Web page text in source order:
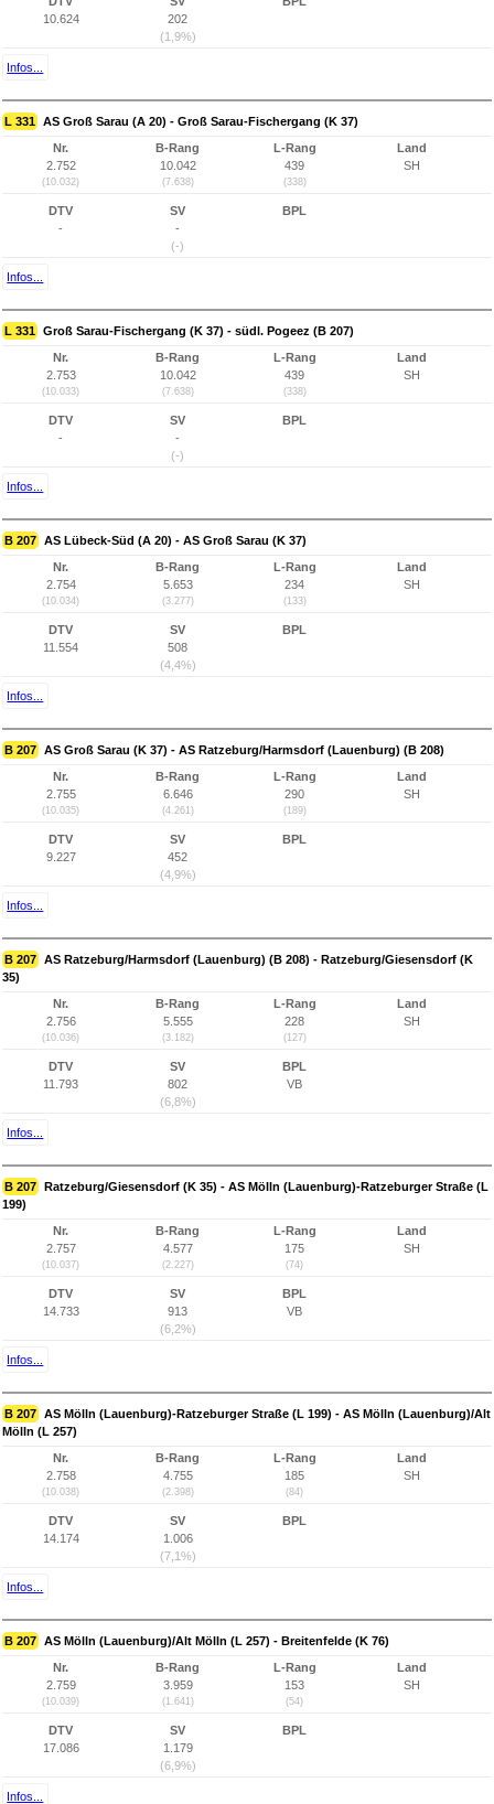
10.624
202
(1,9%)
Infos...
L 331 AS Groß Sarau (A 20) - Groß Sarau-Fischergang (K 37)
Nr.
2.752
(10.032)
B-Rang
10.042
(7.638)
L-Rang
439
(338)
Land
SH
DTV
-
SV
-
(-)
BPL
Infos...
L 331 Groß Sarau-Fischergang (K 37) - südl. Pogeez (B 207)
Nr.
2.753
(10.033)
B-Rang
10.042
(7.638)
L-Rang
439
(338)
Land
SH
DTV
-
SV
-
(-)
BPL
Infos...
B 207 AS Lübeck-Süd (A 20) - AS Groß Sarau (K 37)
Nr.
2.754
(10.034)
B-Rang
5.653
(3.277)
L-Rang
234
(133)
Land
SH
DTV
11.554
SV
508
(4,4%)
BPL
Infos...
B 207 AS Groß Sarau (K 37) - AS Ratzeburg/Harmsdorf (Lauenburg) (B 208)
Nr.
2.755
(10.035)
B-Rang
6.646
(4.261)
L-Rang
290
(189)
Land
SH
DTV
9.227
SV
452
(4,9%)
BPL
Infos...
B 207 AS Ratzeburg/Harmsdorf (Lauenburg) (B 208) - Ratzeburg/Giesensdorf (K
35)
Nr.
2.756
(10.036)
B-Rang
5.555
(3.182)
L-Rang
228
(127)
Land
SH
DTV
11.793
SV
802
(6,8%)
BPL
VB
Infos...
B 207 Ratzeburg/Giesensdorf (K 35) - AS Mölln (Lauenburg)-Ratzeburger Straße (L
199)
Nr.
2.757
(10.037)
B-Rang
4.577
(2.227)
L-Rang
175
(74)
Land
SH
DTV
14.733
SV
913
(6,2%)
BPL
VB
Infos...
B 207 AS Mölln (Lauenburg)-Ratzeburger Straße (L 199) - AS Mölln (Lauenburg)/Alt
Mölln (L 257)
Nr.
2.758
(10.038)
B-Rang
4.755
(2.398)
L-Rang
185
(84)
Land
SH
DTV
14.174
SV
1.006
(7,1%)
BPL
Infos...
B 207 AS Mölln (Lauenburg)/Alt Mölln (L 257) - Breitenfelde (K 76)
Nr.
2.759
(10.039)
B-Rang
3.959
(1.641)
L-Rang
153
(54)
Land
SH
DTV
17.086
SV
1.179
(6,9%)
BPL
Infos...